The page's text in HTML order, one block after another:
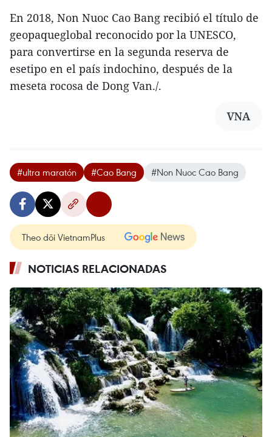
En 2018, Non Nuoc Cao Bang recibió el título de
geopaqueglobal reconocido por la UNESCO,
para convertirse en la segunda reserva de
esetipo en el país indochino, después de la
meseta rocosa de Dong Van./.
VNA
#ultra maratón #Cao Bang #Non Nuoc Cao Bang
Theo dõi VietnamPlus
NOTICIAS RELACIONADAS